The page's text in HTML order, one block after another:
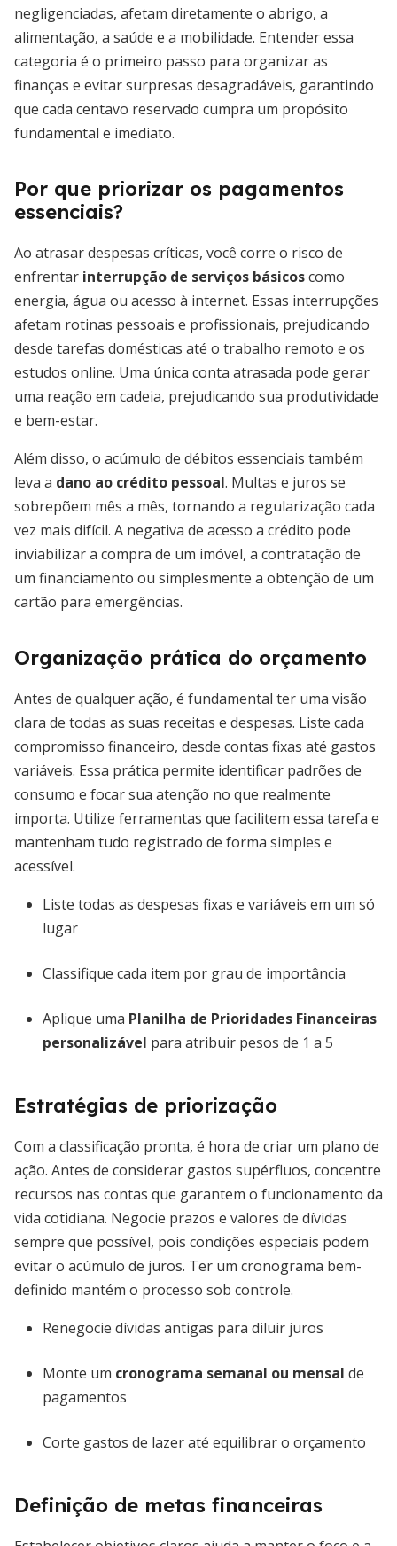
negligenciadas, afetam diretamente o abrigo, a
alimentação, a saúde e a mobilidade. Entender essa
categoria é o primeiro passo para organizar as
finanças e evitar surpresas desagradáveis, garantindo
que cada centavo reservado cumpra um propósito
fundamental e imediato.
Por que priorizar os pagamentos
essenciais?
Ao atrasar despesas críticas, você corre o risco de
enfrentar interrupção de serviços básicoscomo
energia, água ou acesso à internet. Essas interrupções
afetam rotinas pessoais e profissionais, prejudicando
desde tarefas domésticas até o trabalho remoto e os
estudos online. Uma única conta atrasada pode gerar
uma reação em cadeia, prejudicando sua produtividade
e bem-estar.
Além disso, o acúmulo de débitos essenciais também
leva a dano ao crédito pessoal. Multas e juros se
sobrepõem mês a mês, tornando a regularização cada
vez mais difícil. A negativa de acesso a crédito pode
inviabilizar a compra de um imóvel, a contratação de
um financiamento ou simplesmente a obtenção de um
cartão para emergências.
Organização prática do orçamento
Antes de qualquer ação, é fundamental ter uma visão
clara de todas as suas receitas e despesas. Liste cada
compromisso financeiro, desde contas fixas até gastos
variáveis. Essa prática permite identificar padrões de
consumo e focar sua atenção no que realmente
importa. Utilize ferramentas que facilitem essa tarefa e
mantenham tudo registrado de forma simples e
acessível.
Liste todas as despesas fixas e variáveis em um só
lugar
Classifique cada item por grau de importância
Aplique uma Planilha de Prioridades Financeiras
personalizável para atribuir pesos de 1 a 5
Estratégias de priorização
Com a classificação pronta, é hora de criar um plano de
ação. Antes de considerar gastos supérfluos, concentre
recursos nas contas que garantem o funcionamento da
vida cotidiana. Negocie prazos e valores de dívidas
sempre que possível, pois condições especiais podem
evitar o acúmulo de juros. Ter um cronograma bem-
definido mantém o processo sob controle.
Renegocie dívidas antigas para diluir juros
Monte um cronograma semanal ou mensal de
pagamentos
Corte gastos de lazer até equilibrar o orçamento
Definição de metas financeiras